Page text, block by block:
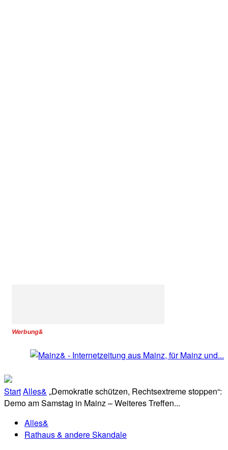
Werbung&
StartAlles& „Demokratie schützen, Rechtsextreme stoppen“:
Demo am Samstag in Mainz – Weiteres Treffen...
Alles&
Rathaus & andere Skandale